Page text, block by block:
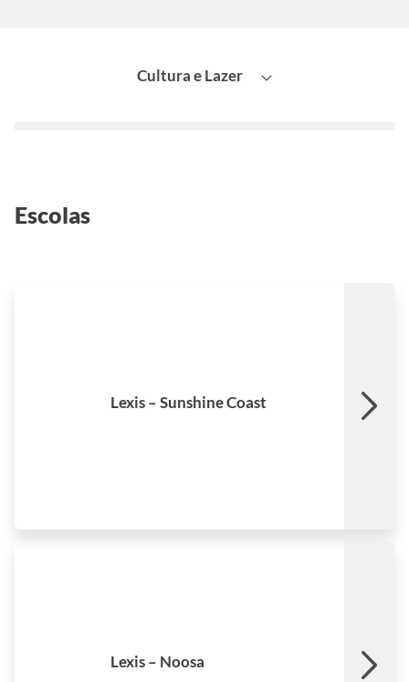
Cultura e Lazer
Noosa Main Beach
Noosa River
Escolas
Lexis – Sunshine Coast
Lexis – Noosa